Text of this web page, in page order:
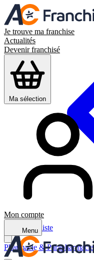
Je trouve ma franchise
Actualités
Devenir franchisé
Ma sélection
Mon compte
Menu
Retour à la liste
Pharmacie & Parapharmacie